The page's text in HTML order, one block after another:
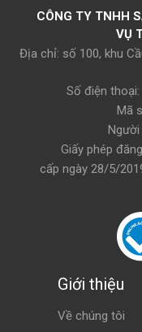
Thu Trang
Giao hàng nhanh, sản
Văn Tùng
15/10/2021
Sản phẩm ổn, giá tốt
vào đây để đăng
CÔNG TY TNHH
VỤ
Địa chỉ: số 100, khu
Số điện
Mã
Giấy phép
cấp ngày 28/5/
Giới thiệu
Về chúng tôi